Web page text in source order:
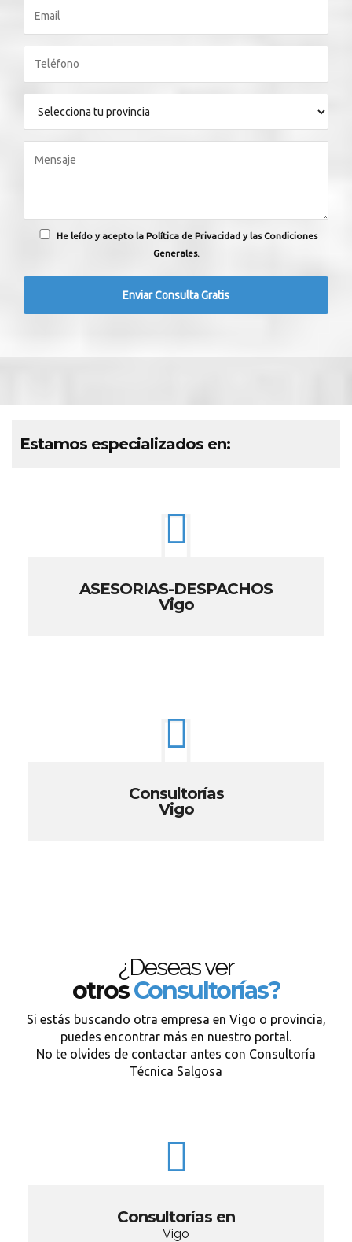
He leído y acepto la Política de Privacidad y las Condiciones
Generales.
Estamos especializados en:
ASESORIAS-DESPACHOS
Vigo
Consultorías
Vigo
¿Deseas ver
otrosConsultorías?
Si estás buscando otra empresa en Vigo o provincia,
puedes encontrar más en nuestro portal.
No te olvides de contactar antes con Consultoría
Técnica Salgosa
Consultorías en
Vigo